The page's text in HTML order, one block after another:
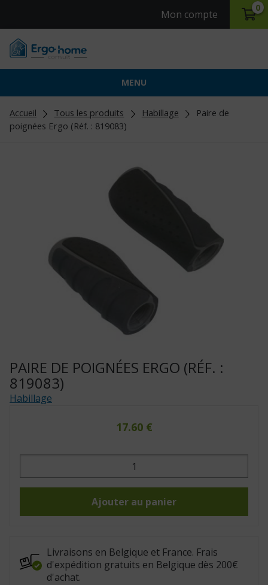
Mon compte
0
MENU
Accueil Tous les produits Habillage
Paire de
poignées Ergo (Réf. : 819083)
PAIRE DE POIGNÉES ERGO (RÉF. :
819083)
Habillage
17.60 €
quantité
Paire
:
Ajouter au panier
Livraisons en Belgique et France. Frais
d'expédition gratuits en Belgique dès 200€
d'achat.